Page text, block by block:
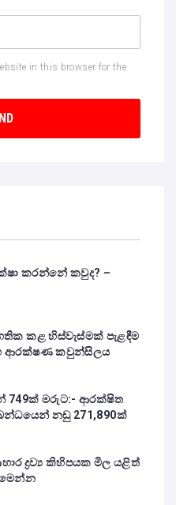
in this browser for the
කරන්නේ කවුද? –
කළ හිස්වැස්මක් පැළඳීම
ආරක්ෂණ කවුන්සිලය
749ක් මරුට:- ආරක්ෂිත
නඩු 271,890ක්
ද්‍රව්‍ය කිහිපයක මිල යළිත්